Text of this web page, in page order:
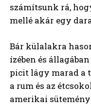
számítsunk rá,
mellé akár egy
Bár külalakra
ízében és
picit lágy marad a
a rum és az
amerikai